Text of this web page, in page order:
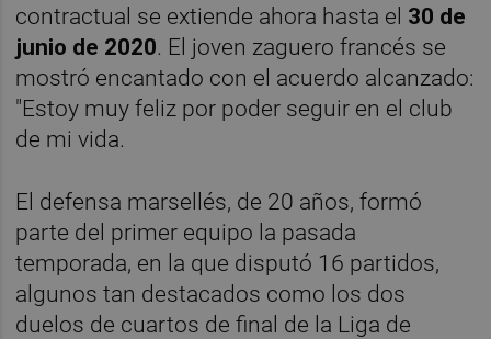
contractual se extiende ahora hasta el 30 de
junio de 2020. El joven zaguero francés se
mostró encantado con el acuerdo alcanzado:
"Estoy muy feliz por poder seguir en el club
de mi vida.
El defensa marsellés, de 20 años, formó
parte del primer equipo la pasada
temporada, en la que disputó 16 partidos,
algunos tan destacados como los dos
duelos de cuartos de final de la Liga de